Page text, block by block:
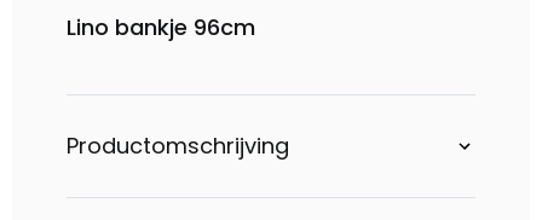
Lino bankje 96cm
Productomschrijving